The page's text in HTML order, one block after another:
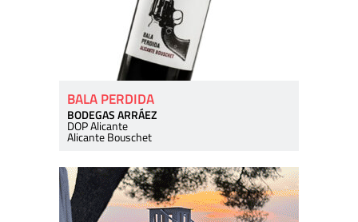
BALA PERDIDA
BODEGAS ARRÁEZ
DOP Alicante
Alicante Bouschet